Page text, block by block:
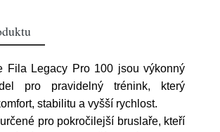
Fila Legacy Pro 100 jsou výkonný
pro pravidelný trénink, který
stabilitu a vyšší rychlost.
pro pokročilejší bruslaře, kteří